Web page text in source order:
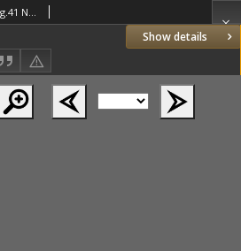
Show details
Posener Tageblatt 1902.05.23 Jg.41 Nr236